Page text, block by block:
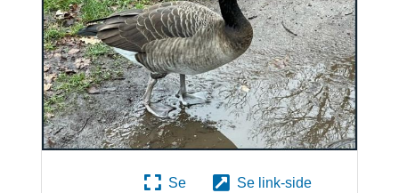
Se
Se link-side